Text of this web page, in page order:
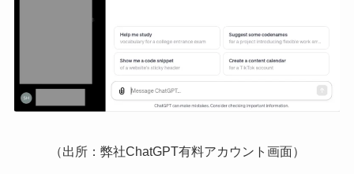
（出所：弊社ChatGPT有料アカウント画面）